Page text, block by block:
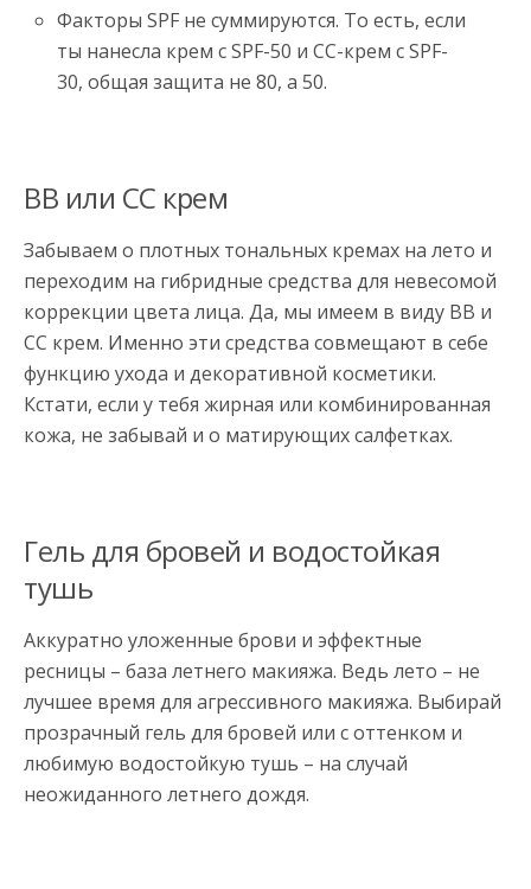
Факторы SPF не суммируются. То есть, если
ты нанесла крем с SPF-50 и СС-крем с SPF-
30, общая защита не 80, а 50.
BB или CC крем
Забываем о плотных тональных кремах на лето и
переходим на гибридные средства для невесомой
коррекции цвета лица. Да, мы имеем в виду BB и
CC крем. Именно эти средства совмещают в себе
функцию ухода и декоративной косметики.
Кстати, если у тебя жирная или комбинированная
кожа, не забывай и о матирующих салфетках.
Гель для бровей и водостойкая
тушь
Аккуратно уложенные брови и эффектные
ресницы – база летнего макияжа. Ведь лето – не
лучшее время для агрессивного макияжа. Выбирай
прозрачный гель для бровей или с оттенком и
любимую водостойкую тушь – на случай
неожиданного летнего дождя.